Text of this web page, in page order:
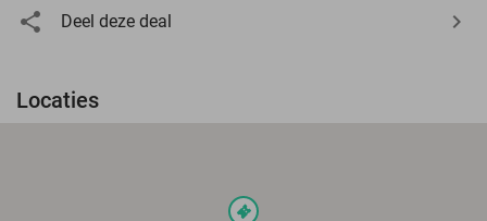
Deel deze deal
Locaties
events